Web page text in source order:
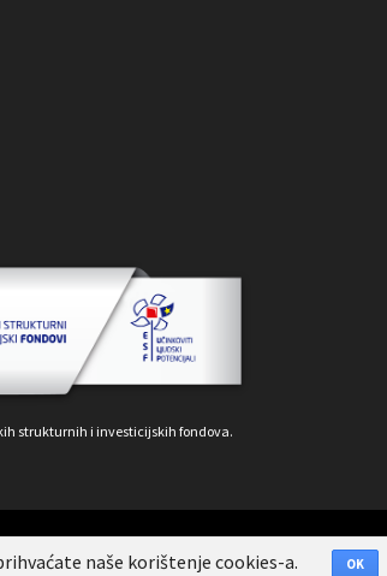
strukturnih i investicijskih fondova.
naše korištenje cookies-a. OK